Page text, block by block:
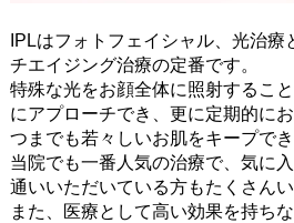
IPLはフォトフェイシャル、光治
チエイジング治療の定番です。
特殊な光をお顔全体に照射するこ
にアプローチでき、更に定期的に
つまでも若々しいお肌をキープでき
当院でも一番人気の治療で、気に
通いいただいている方もたくさんい
また、医療として高い効果を持ち